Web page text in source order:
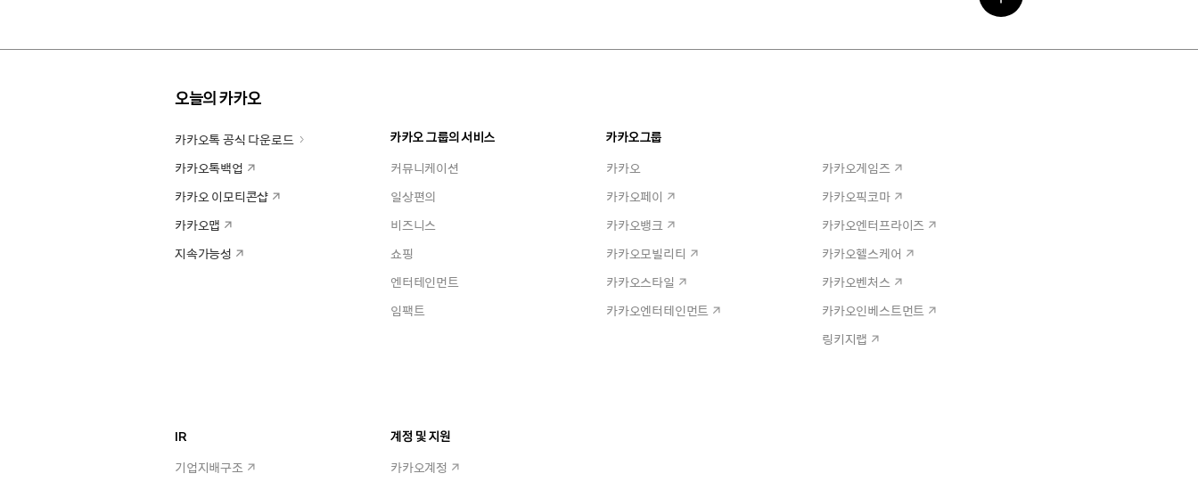
오늘의 카카오
카카오톡 공식 다운로드
카카오톡백업
카카오 이모티콘샵
카카오맵
지속가능성
카카오 그룹의 서비스
커뮤니케이션
일상편의
비즈니스
쇼핑
엔터테인먼트
임팩트
카카오그룹
카카오
카카오페이
카카오뱅크
카카오모빌리티
카카오스타일
카카오엔터테인먼트
카카오게임즈
카카오픽코마
카카오엔터프라이즈
카카오헬스케어
카카오벤처스
카카오인베스트먼트
링키지랩
IR
기업지배구조
계정 및 지원
카카오계정